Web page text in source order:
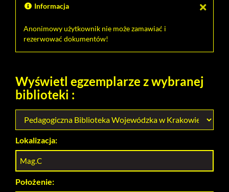
Informacja
Anonimowy użytkownik nie może zamawiać i
rezerwować dokumentów!
Wyświetl egzemplarze z wybranej
biblioteki :
Lokalizacja:
Mag.C
Położenie: